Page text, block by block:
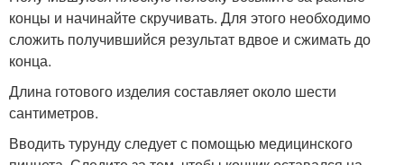
концы и начинайте скручивать. Для этого необходимо
сложить получившийся результат вдвое и сжимать до
конца.
Длина готового изделия составляет около шести
сантиметров.
Вводить турунду следует с помощью медицинского